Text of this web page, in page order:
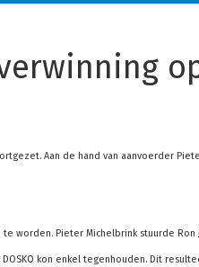
Aan de hand van aanvoerder
worden. Pieter Michelbrink stuurde
kon enkel tegenhouden. Dit